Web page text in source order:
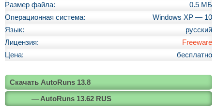
Размер файла:
0.5 МБ
Операционная система:
Windows XP — 10
Язык:
русский
Лицензия:
Freeware
Цена:
бесплатно
Скачать AutoRuns 13.8
— AutoRuns 13.62 RUS